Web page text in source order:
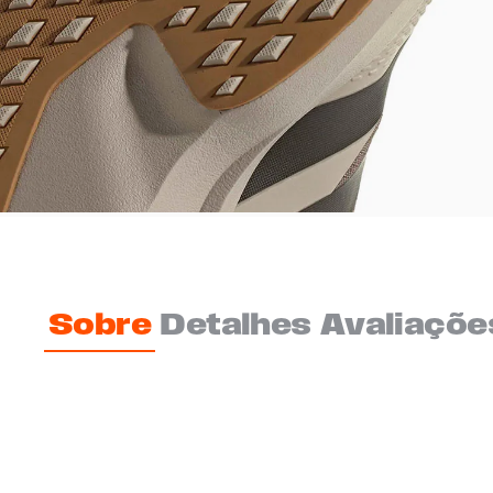
Sobre Detalhes